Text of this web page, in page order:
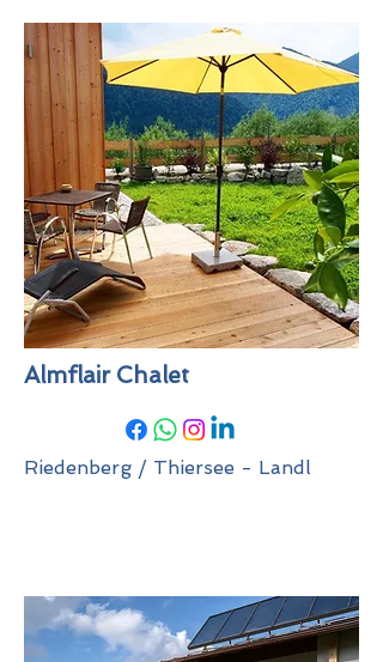
Almflair Chalet
Riedenberg / Thiersee - Landl